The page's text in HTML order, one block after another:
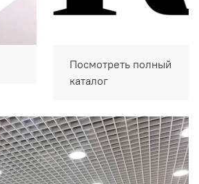
Посмотреть полный
каталог